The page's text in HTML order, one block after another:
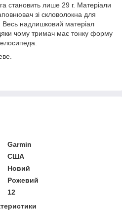
становить лише 29 г. Матеріали
зі скловолокна для
Весь надлишковий матеріал
чому тримач має тонку форму
Garmin
США
Новий
Рожевий
12